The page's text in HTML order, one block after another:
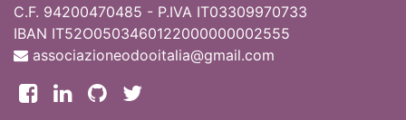
C.F. 94200470485 - P.IVA IT03309970733
IBAN IT52O0503460122000000002555
associazioneodooitalia@gmail.com